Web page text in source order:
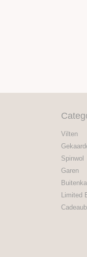
Vilten
Spinwol
Garen
Limited